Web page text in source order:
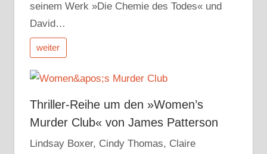
seinem Werk »Die Chemie des Todes« und
David…
weiter
Thriller-Reihe um den »Women’s
Murder Club« von James Patterson
Lindsay Boxer, Cindy Thomas, Claire